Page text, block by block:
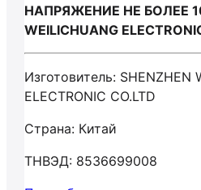
НАПРЯЖЕНИЕ НЕ БОЛЕЕ
WEILICHUANG
Изготовитель: SHENZHEN
ELECTRONIC CO.LTD
Страна: Китай
ТНВЭД: 8536699008